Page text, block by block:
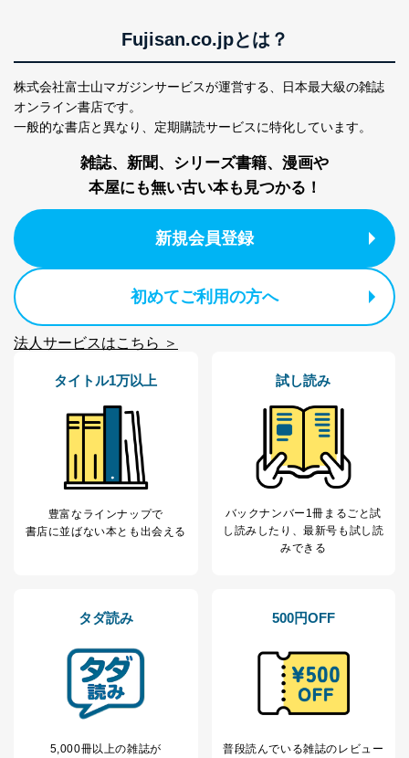
Fujisan.co.jpとは？
株式会社富士山マガジンサービスが運営する、
日本最大級の雑誌
オンライン書店です。
一般的な書店と異なり、 定期購読サービスに特化しています。
雑誌、新聞、シリーズ書籍、漫画や
本屋にも無い古い本も見つかる！
新規会員登録
初めてご利用の方へ
法人サービスはこちら ＞
タイトル1万以上
豊富なラインナップで
書店に並ばない本とも出会える
試し読み
バックナンバー1冊まるごと試
し読み したり、最新号も試し読
みできる
タダ読み
5,000冊以上の雑誌が
500円OFF
普段読んでいる雑誌のレビュー